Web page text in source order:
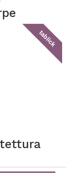
tablick